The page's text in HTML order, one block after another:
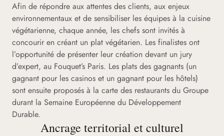
Afin de répondre aux attentes des clients, aux enjeux
environnementaux et de sensibiliser les équipes à la cuisine
végétarienne, chaque année, les chefs sont invités à
concourir en créant un plat végétarien. Les finalistes ont
l’opportunité de présenter leur création devant un jury
d’expert, au Fouquet’s Paris. Les plats des gagnants (un
gagnant pour les casinos et un gagnant pour les hôtels)
sont ensuite proposés à la carte des restaurants du Groupe
durant la Semaine Européenne du Développement
Durable.
Ancrage territorial et culturel